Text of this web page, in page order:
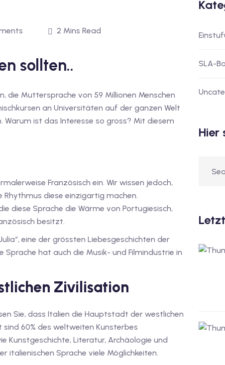
2 Mins Read
sollten..
die Muttersprache von 59 Millionen Menschen
an Universitäten auf der ganzen Welt
ist das Interesse so gross? Mit diesem
Französisch ein. Wir wissen jedoch,
diese einzigartig machen.
diese Sprache die Wärme von Portugiesisch,
besitzt.
eine der grössten Liebesgeschichten der
Sprache hat auch die Musik- und Filmindustrie in
Zivilisation
Sie, dass Italien die Hauptstadt der westlichen
sind 60% des weltweiten Kunsterbes
Kunstgeschichte, Literatur, Archäologie und
italienischen Sprache viele Möglichkeiten.
SLA-
Hier